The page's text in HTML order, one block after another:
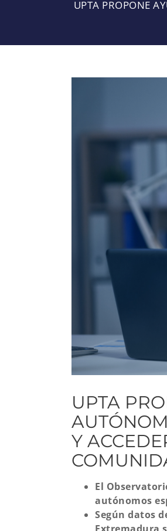
UPTA PROPONE
UPTA
Y
El
autónomos
Según datos